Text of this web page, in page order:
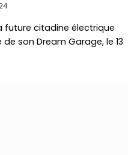
future citadine électrique
son Dream Garage, le 13